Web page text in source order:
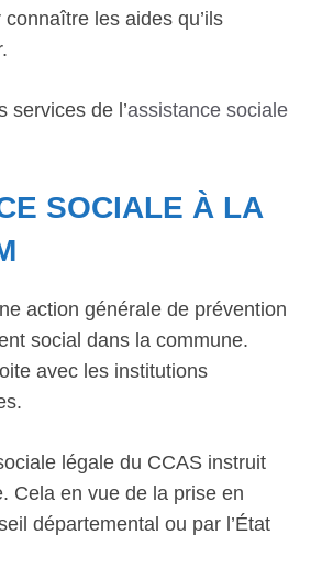
les aides qu’ils
services de l’assistance sociale
SOCIALE À LA
action générale de prévention
social dans la commune.
avec les institutions
légale du CCAS instruit
Cela en vue de la prise en
départemental ou par l’État